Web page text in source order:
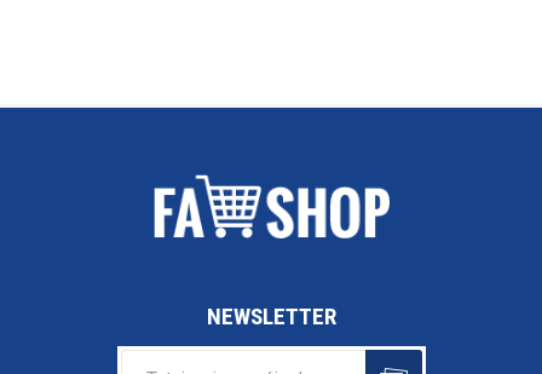
NEWSLETTER